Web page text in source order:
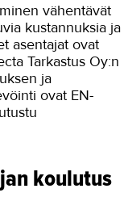
vähentävät
kustannuksia ja
asentajat ovat
Tarkastus Oy:n
ja
ovat EN-
koulutus